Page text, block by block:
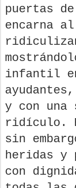
puertas
encarna
infantil
y con una
ridículo.
sin
heridas y
con